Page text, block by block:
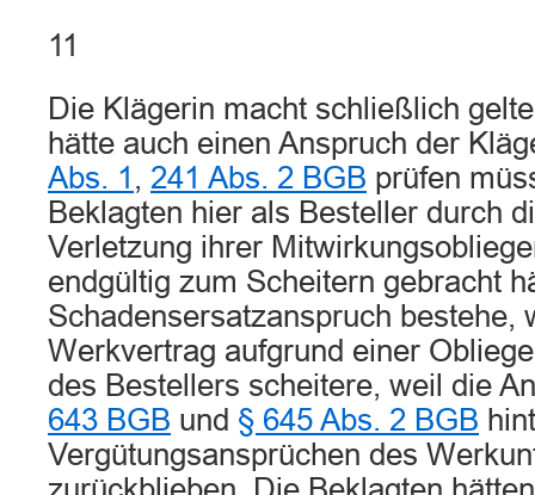
11
Die Klägerin macht schließlich
hätte auch einen Anspruch der
Abs. 1 , 241 Abs. 2 BGB prüfen
Beklagten hier als Besteller durch
Verletzung ihrer
endgültig zum Scheitern gebracht
Schadensersatzanspruch bestehe,
Werkvertrag aufgrund einer
des Bestellers scheitere, weil die
643 BGB und § 645 Abs. 2 BGB
Vergütungsansprüchen des